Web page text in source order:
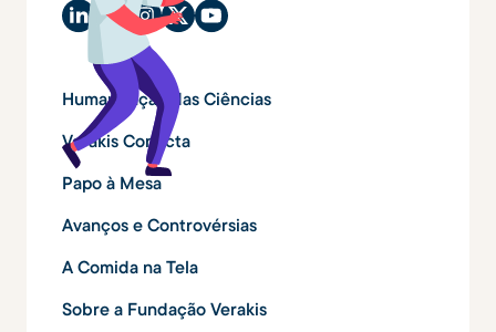
Humanização das Ciências
Verakis Conecta
Papo à Mesa
Avanços e Controvérsias
A Comida na Tela
Sobre a Fundação Verakis